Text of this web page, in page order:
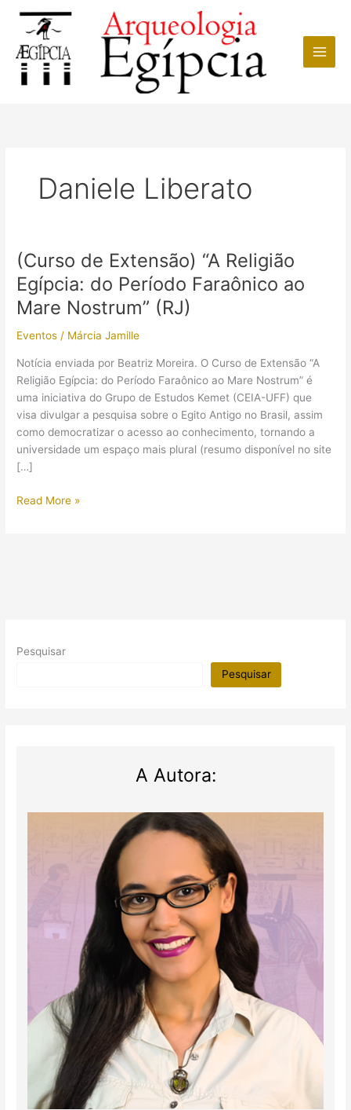
conteúdo
Daniele Liberato
(Curso de Extensão) “A Religião
Egípcia: do Período Faraônico ao
Mare Nostrum” (RJ)
Eventos / Márcia Jamille
Notícia enviada por Beatriz Moreira. O Curso de Extensão “A
Religião Egípcia: do Período Faraônico ao Mare Nostrum” é
uma iniciativa do Grupo de Estudos Kemet (CEIA-UFF) que
visa divulgar a pesquisa sobre o Egito Antigo no Brasil, assim
como democratizar o acesso ao conhecimento, tornando a
universidade um espaço mais plural (resumo disponível no site
[…]
(Curso
ao
Read More »
Pesquisar
Pesquisar
A Autora: